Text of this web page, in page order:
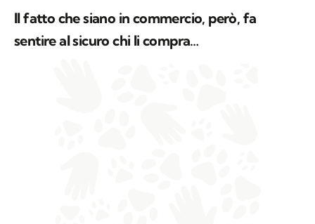
Il fatto che siano in commercio, però, fa
sentire al sicuro chi li compra…